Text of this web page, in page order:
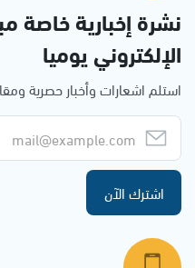
نشرة إخبارية خاصة
الإلكتروني يوميا
استلم اشعارات وأخبار حصرية
اشترك الآن